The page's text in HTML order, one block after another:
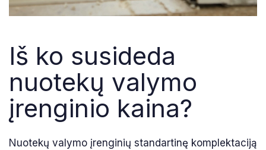
Iš ko susideda
nuotekų valymo
įrenginio kaina?
Nuotekų valymo įrenginių standartinę komplektaciją